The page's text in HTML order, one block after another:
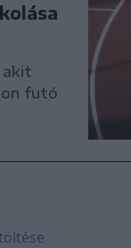
akit
futó